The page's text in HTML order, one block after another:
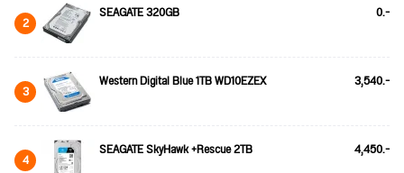
2 SEAGATE 320GB 0.-
3 Western Digital Blue 1TB WD10EZEX 3,540.-
4 SEAGATE SkyHawk +Rescue 2TB 4,450.-